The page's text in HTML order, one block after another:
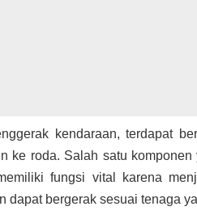
kendaraan, terdapat
ke roda. Salah satu
fungsi vital karena
dapat bergerak sesuai tenaga